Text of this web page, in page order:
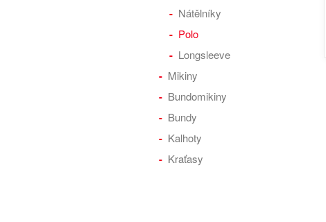
Nátělníky
Polo
Longsleeve
Mikiny
Bundomikiny
Bundy
Kalhoty
Kraťasy